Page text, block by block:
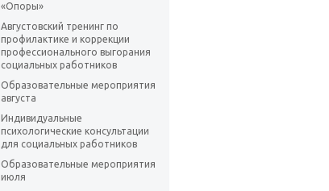
«Опоры»
Августовский тренинг по
профилактике и коррекции
профессионального выгорания
социальных работников
Образовательные мероприятия
августа
Индивидуальные
психологические консультации
для социальных работников
Образовательные мероприятия
июля